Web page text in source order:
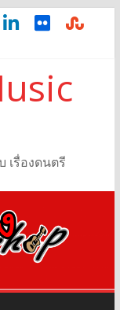
เรื่องดนตรี